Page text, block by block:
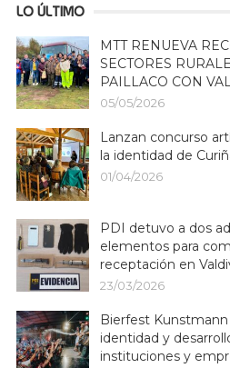
LO ÚLTIMO
MTT RENUEVA
SECTORES
PAILLACO CON
05/05/2026
Lanzan concurso
la identidad de
01/04/2026
PDI detuvo a dos
elementos para
receptación en
23/03/2026
Bierfest
identidad y
instituciones y